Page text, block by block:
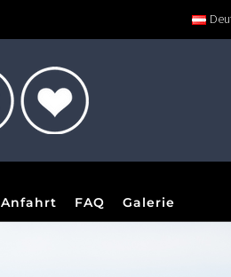
Anfahrt FAQ Galerie